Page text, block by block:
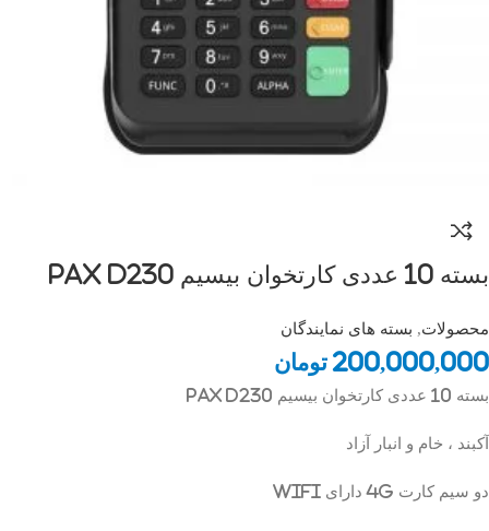
بسته 10 عددی کارتخوان بیسیم Pax D230
محصولات, بسته های نمایندگان
200,000,000 تومان
بسته 10 عددی کارتخوان بیسیم Pax D230
آکبند ، خام و انبار آزاد
دو سیم کارت 4G دارای WiFi